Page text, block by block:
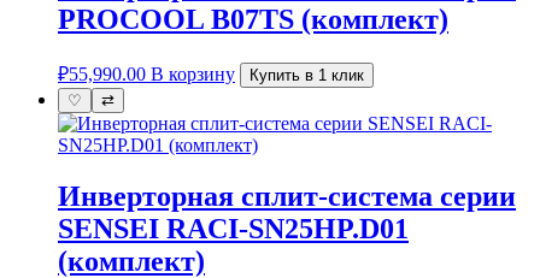
PROCOOL B07TS (комплект)
₽55,990.00 В корзину
Купить в 1 клик
♡
⇄
Инверторная сплит-система серии
SENSEI RACI-SN25HP.D01
(комплект)